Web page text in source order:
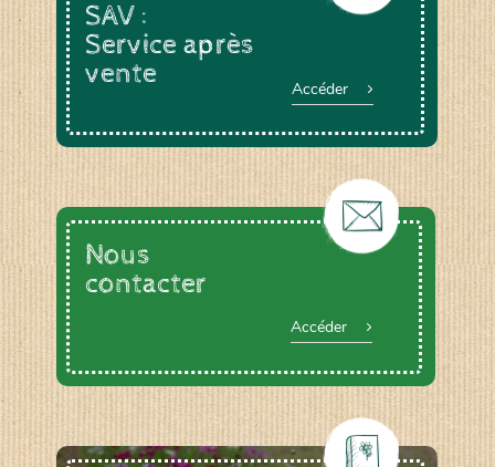
SAV :
Service après
vente
Accéder
Nous
contacter
Accéder